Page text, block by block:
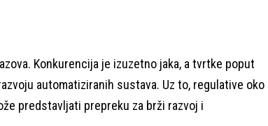
Konkurencija je izuzetno jaka, a tvrtke poput
automatiziranih sustava. Uz to, regulative oko
predstavljati prepreku za brži razvoj i